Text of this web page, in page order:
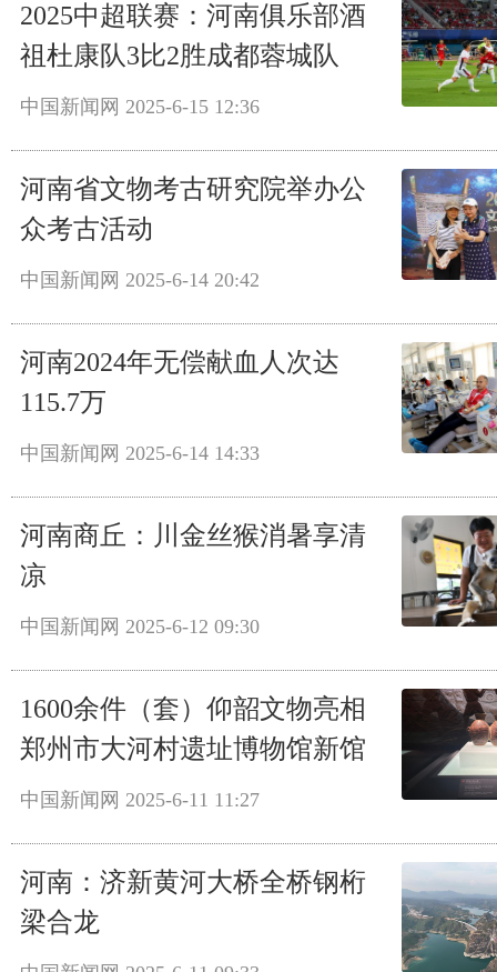
2025中超联赛：河南俱乐部酒
祖杜康队3比2胜成都蓉城队
中国新闻网 2025-6-15 12:36
河南省文物考古研究院举办公
众考古活动
中国新闻网 2025-6-14 20:42
河南2024年无偿献血人次达
115.7万
中国新闻网 2025-6-14 14:33
河南商丘：川金丝猴消暑享清
凉
中国新闻网 2025-6-12 09:30
1600余件（套）仰韶文物亮相
郑州市大河村遗址博物馆新馆
中国新闻网 2025-6-11 11:27
河南：济新黄河大桥全桥钢桁
梁合龙